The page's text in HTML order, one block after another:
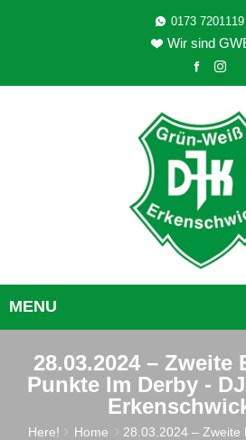
0173 7201119
Wir sind
28.03.2024 – Zweite
Punkte Im Derby -
Here! Home
28.03.2024 – Zweite